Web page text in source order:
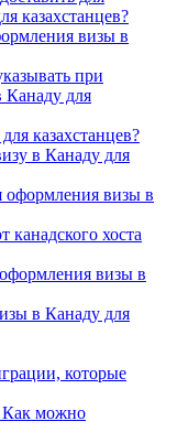
казахстанцев?
визы в
при
Канаду для
казахстанцев?
в Канаду для
визы в
канадского хоста
визы в
в Канаду для
которые
Как можно